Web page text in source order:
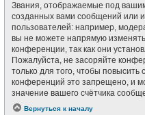
Звания, отображаемые под
созданных вами сообщений или
пользователей: например,
вы не можете напрямую
конференции, так как они
Пожалуйста, не засоряйте
только для того, чтобы
конференций это запрещено, и
значение вашего счётчика
Вернуться к началу